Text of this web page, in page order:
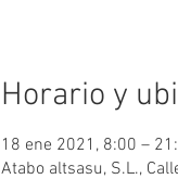
Horario y
18 ene 2021, 8:00 –
Atabo altsasu, S.L.,